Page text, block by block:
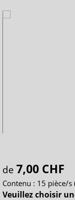
de 7,00 CHF
Contenu : 15 pièce/s
Veuillez choisir